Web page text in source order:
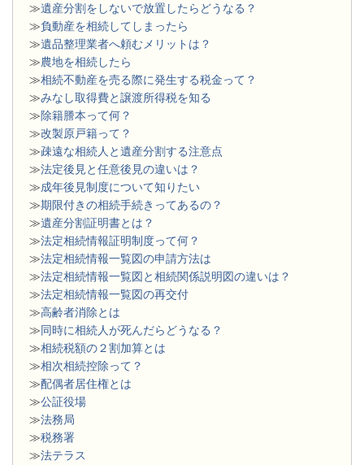
≫遺産分割をしないで放置したらどうなる？
≫負動産を相続してしまったら
≫遺品整理業者へ頼むメリットは？
≫農地を相続したら
≫相続不動産を売る際に発生する税金って？
≫みなし取得費と譲渡所得税を知る
≫除籍謄本って何？
≫改製原戸籍って？
≫疎遠な相続人と遺産分割する注意点
≫法定後見と任意後見の違いは？
≫成年後見制度について知りたい
≫期限付きの相続手続きってあるの？
≫遺産分割証明書とは？
≫法定相続情報証明制度って何？
≫法定相続情報一覧図の申請方法は
≫法定相続情報一覧図と相続関係説明図の違いは？
≫法定相続情報一覧図の再交付
≫高齢者消除とは
≫同時に相続人が死んだらどうなる？
≫相続税額の２割加算とは
≫相次相続控除って？
≫配偶者居住権とは
≫公証役場
≫法務局
≫税務署
≫法テラス